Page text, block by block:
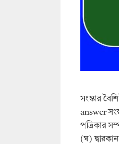
সংস্কার
answer
পত্রিকার
(ঘ)